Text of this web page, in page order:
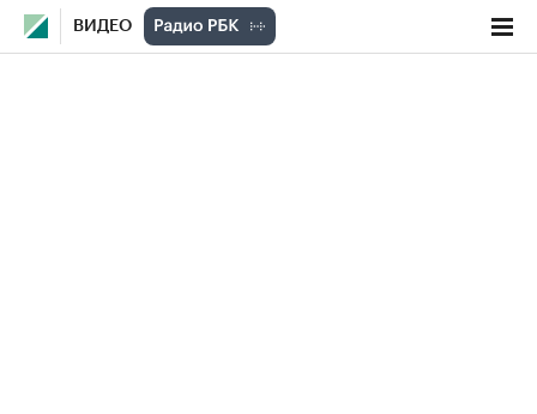
ВИДЕО